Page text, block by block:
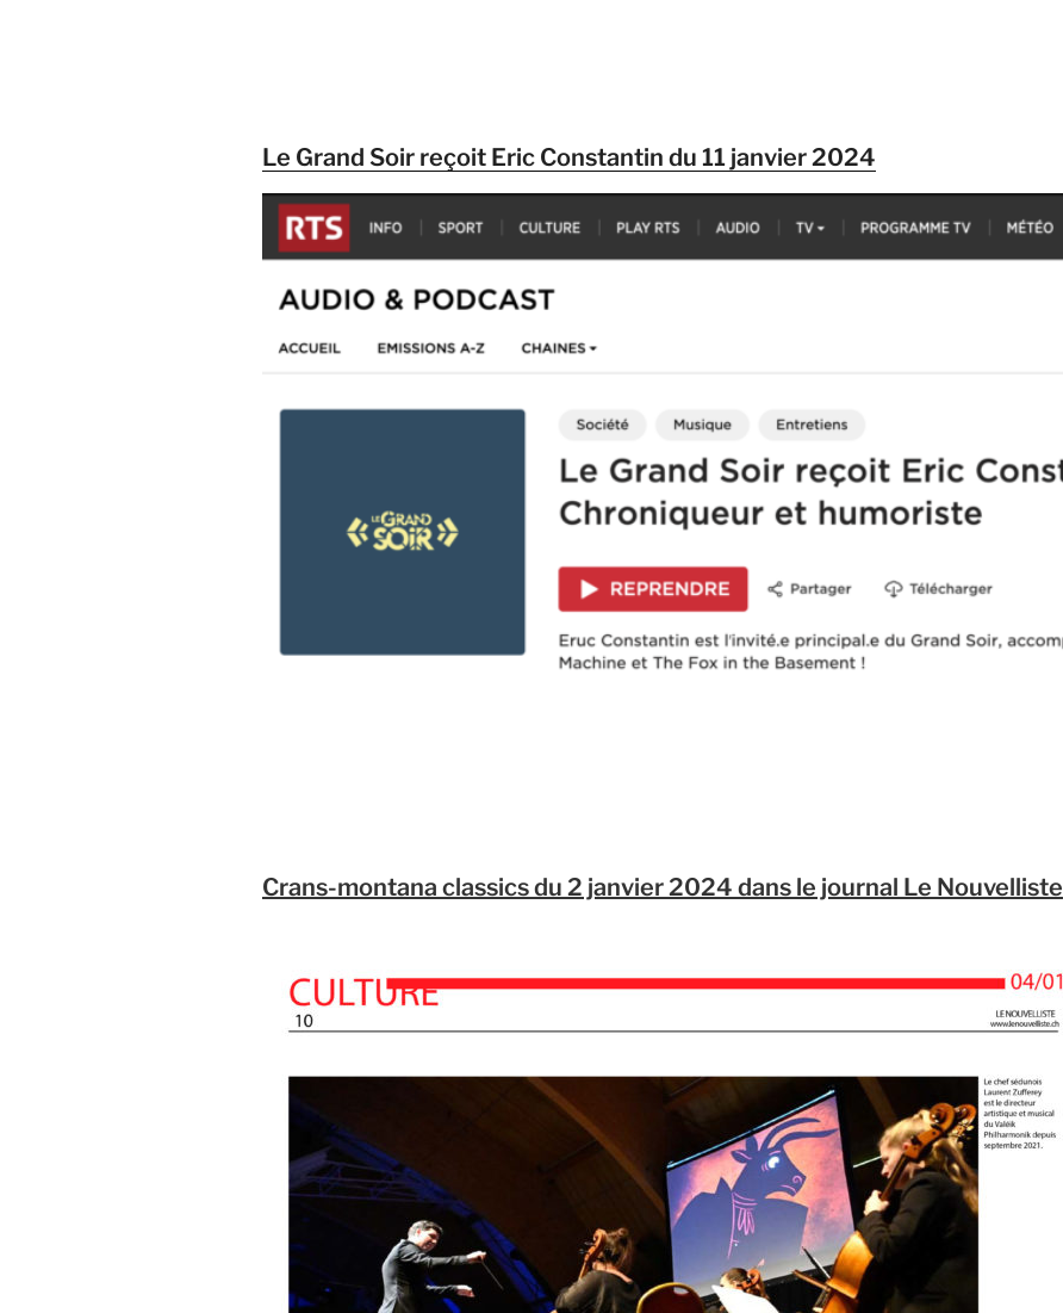
Le Grand Soir reçoit Eric Constantin du 11 janvier 2024
Crans-montana classics du 2 janvier 2024 dans le journal Le Nouvelliste